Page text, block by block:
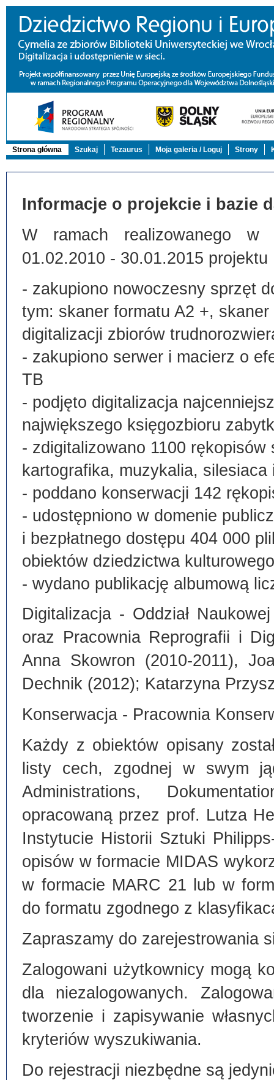
Strona główna Szukaj Tezaurus Moja galeria / Loguj Strony
Informacje o projekcie i bazie
W ramach realizowanego w
01.02.2010 - 30.01.2015 projektu
- zakupiono nowoczesny sprzęt
tym: skaner formatu A2 +,
digitalizacji zbiorów
- zakupiono serwer i macierz o
TB
- podjęto digitalizacja
największego księgozbioru
- zdigitalizowano 1100
kartografika, muzykalia, silesiaca
- poddano konserwacji 142
- udostępniono w domenie
i bezpłatnego dostępu 404 000
obiektów dziedzictwa kulturowego
- wydano publikację albumową
Digitalizacja - Oddział
oraz Pracownia Reprografii i
Anna Skowron (2010-2011),
Dechnik (2012); Katarzyna
Konserwacja - Pracownia
Każdy z obiektów opisany
listy cech, zgodnej w swym
Administrations,
opracowaną przez prof. Lutza
Instytucie Historii Sztuki
opisów w formacie MIDAS
w formacie MARC 21 lub w
do formatu zgodnego z
Zapraszamy do zarejestrowania
Zalogowani użytkownicy mogą
dla niezalogowanych.
tworzenie i zapisywanie
kryteriów wyszukiwania.
Do rejestracji niezbędne są